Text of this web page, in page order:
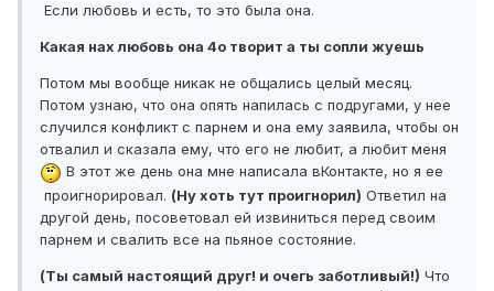
Если любовь и есть, то это была она.
Какая нах любовь она 4о творит а ты сопли жуешь
Потом мы вообще никак не общались целый месяц.
Потом узнаю, что она опять напилась с подругами, у нее
случился конфликт с парнем и она ему заявила, чтобы он
отвалил и сказала ему, что его не любит, а любит меня
В этот же день она мне написала вКонтакте, но я ее
проигнорировал. (Ну хоть тут проигнорил) Ответил на
другой день, посоветовал ей извиниться перед своим
парнем и свалить все на пьяное состояние.
(Ты самый настоящий друг! и очегь заботливый!) Что